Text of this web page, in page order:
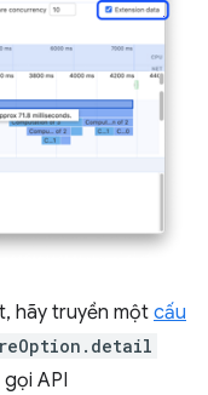
hãy truyền một cấu
API